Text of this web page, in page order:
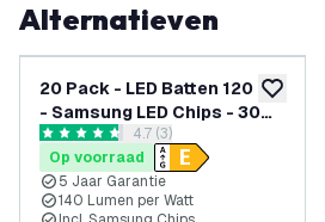
Alternatieven
20 Pack - LED Batten 120 cm
- Samsung LED Chips - 30W
- 140lm/W - 6500K - 5 Jaar
Garantie
reviews drawer openen
4.7 score sterren4.7 (3)
Op voorraad
5 Jaar Garantie
140 Lumen per Watt